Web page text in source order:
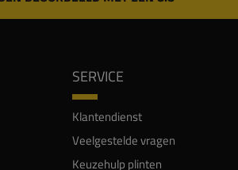
SERVICE
Veelgestelde vragen
Keuzehulp plinten
Maatwerk